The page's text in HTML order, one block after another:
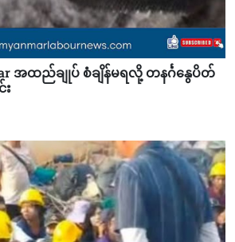
အထည်ချုပ် စံချိန်မရလို့ တနင်္ဂနွေပိတ်